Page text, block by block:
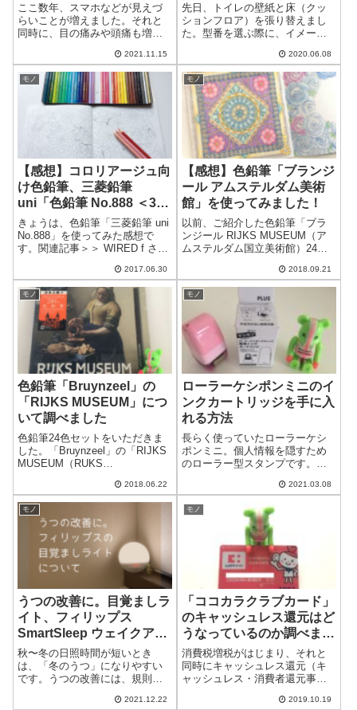
ここ数年、スマホなどが見えづ
らいことが増えました。それと
同時に、目の痛みや頭痛も増え
こととはいえ、体調まで崩すの
は問題です。眼科とメガネ屋さ
んに行き、原因は老眼だけでは
なく、合わなくなったメガネも
理由なのだとわか...
2021.11.15
先日、トイレの壁紙と床（クッ
ションフロア）を張り替えまし
た。型番を選ぶ際に、イメージ
同じように悩んでいる方のため
に、わが家の施工事例を載せて
おきます。張り替えにあたって
写真を撮り忘れたのですが、張
り替え前は、オー...
2020.06.08
モノ
【感想】コロリアージュ向
け色鉛筆、三菱鉛筆
uni「色鉛筆 No.888 ＜36
色セット＞」を使ってみま
した！
きょうは、色鉛筆「三菱鉛筆 uni
No.888」を使ってみた感想で
す。関連記事＞＞ WIRED f さん
No.888が当選しました！＞＞ 三
菱の色鉛筆「880」と「No.888」
の違いについてまとめてみまし
た三菱...
2017.06.30
モノ
【感想】色鉛筆「ブランジ
ール アムステルダム美術
館」を使ってみました！
以前、ご紹介した色鉛筆「ブラ
ンジール RIJKS MUSEUM（ア
ムステルダム国立美術館）24
「Bruynzeel」の「RIJKS
MUSEUM」について調べました
この色鉛筆を使って、ぬりえを
塗ってみました。実際に塗っ
た...
2018.09.21
モノ
色鉛筆「Bruynzeel」の
「RIJKS MUSEUM」につ
いて調べました
色鉛筆24色セットをいただきま
した。「Bruynzeel」の「RIJKS
MUSEUM（RUKS
（「ブランジール」の「アムス
テルダム国立美術館」という商
品です）初めて見る色鉛筆だっ
たので、どのようなものか検...
2018.06.22
モノ
ローラーケシポンミニのイ
ンクカートリッジを手に入
れる方法
長らく使っていたローラーケシ
ポンミニ。個人情報を隠すため
のローラー型スタンプです。イ
替えようと思ったところ、カー
せんでした。その経験を元に、
実店舗やネット通販で手に入れ
る方法をお伝えし...
2021.03.08
モノ
うつの改善に。目覚ましラ
イト、フィリップス
SmartSleep ウェイクアッ
プライトについて
秋〜冬の日照時間が短いとき
は、「冬のうつ」になりやすい
です。うつの改善には、規則正
とわかっていても、自力ではな
2021.12.22
モノ
「ココカラクラブカード」
のキャッシュレス還元はど
うなっているのか調べまし
た
消費税増税がはじまり、それと
同時にキャッシュレス還元（キ
ャッシュレス・消費者還元事
が持っている「ココカラクラブ
2019.10.19